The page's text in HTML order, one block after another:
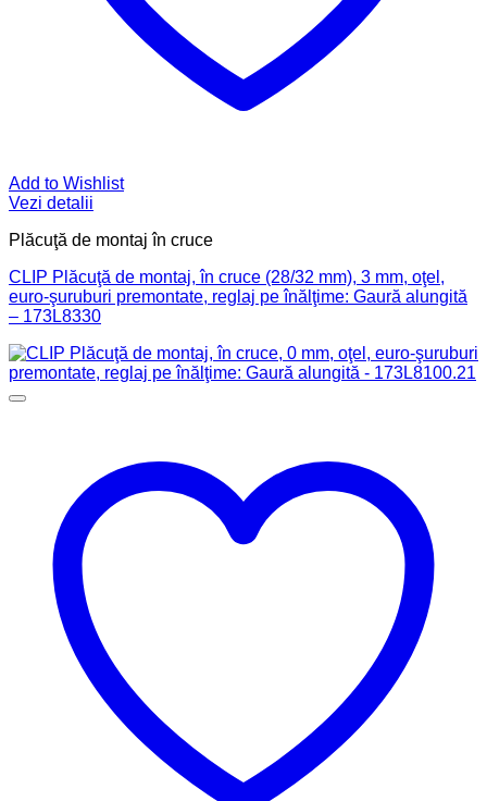
Add to Wishlist
Vezi detalii
Plăcuţă de montaj în cruce
CLIP Plăcuţă de montaj, în cruce (28/32 mm), 3 mm, oţel,
euro-şuruburi premontate, reglaj pe înălţime: Gaură alungită
– 173L8330